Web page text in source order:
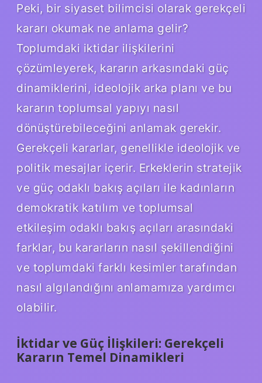
Peki, bir siyaset bilimcisi olarak gerekçeli
kararı okumak ne anlama gelir?
Toplumdaki iktidar ilişkilerini
çözümleyerek, kararın arkasındaki güç
dinamiklerini, ideolojik arka planı ve bu
kararın toplumsal yapıyı nasıl
dönüştürebileceğini anlamak gerekir.
Gerekçeli kararlar, genellikle ideolojik ve
politik mesajlar içerir. Erkeklerin stratejik
ve güç odaklı bakış açıları ile kadınların
demokratik katılım ve toplumsal
etkileşim odaklı bakış açıları arasındaki
farklar, bu kararların nasıl şekillendiğini
ve toplumdaki farklı kesimler tarafından
nasıl algılandığını anlamamıza yardımcı
olabilir.
İktidar ve Güç İlişkileri: Gerekçeli
Kararın Temel Dinamikleri